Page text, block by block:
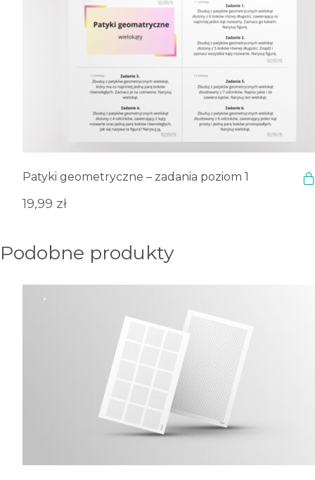
Patyki geometryczne – zadania poziom 1
19,99 zł
Podobne produkty